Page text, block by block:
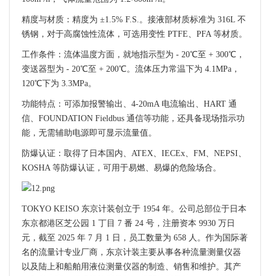
精度与材质：精度为 ±1.5% F.S.。接液部材质标准为 316L 不
锈钢，对于高腐蚀性流体，可选用变性 PTFE、PFA 等材质。
工作条件：流体温度方面，就地指示型为 - 20℃至 + 300℃，
变送器型为 - 20℃至 + 200℃。流体压力常温下为 4.1MPa，
120℃下为 3.3MPa。
功能特点：可添加报警输出、4-20mA 电流输出、HART 通
信、FOUNDATION Fieldbus 通信等功能，还具备现场指示功
能，无需辅助电源即可显示流量值。
防爆认证：取得了日本国内、ATEX、IECEx、FM、NEPSI、
KOSHA 等防爆认证，可用于易燃、易爆的危险场合。
TOKYO KEISO 东京计装创立于 1954 年。公司总部位于日本
东京都港区芝公园 1 丁目 7 番 24 号，注册资本 9930 万日
元，截至 2025 年 7 月 1 日，员工数量为 658 人。作为国际著
名的流量计专业厂商，东京计装主要从事各种流量测量仪器
以及陆上和船舶用液位测量仪器的制造、销售和维护。其产